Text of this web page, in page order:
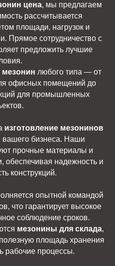
цена, мы предлагаем
рассчитывается
площади, нагрузок и
Прямое сотрудничество с
предложить лучшие
мезонин любого типа — от
офисных помещений до
для промышленных
изготовление мезонинов
вашего бизнеса. Наши
прочные материалы и
обеспечивая надежность и
конструкций.
опытной командой
что гарантирует высокое
соблюдение сроков.
мезонины для склада,
площадь хранения
рабочие процессы.